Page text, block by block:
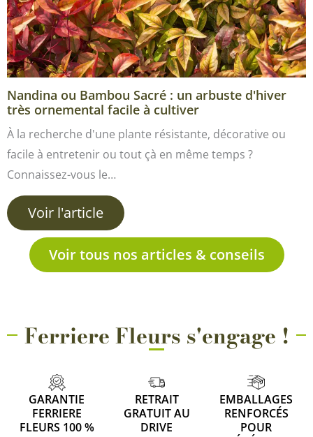
Nandina ou Bambou Sacré : un arbuste d'hiver
très ornemental facile à cultiver
À la recherche d'une plante résistante, décorative ou
facile à entretenir ou tout çà en même temps ?
Connaissez-vous le…
Voir l'article
Voir tous nos articles & conseils
Ferriere Fleurs s'engage !
GARANTIE
FERRIERE
FLEURS 100 %
RETRAIT
GRATUIT AU
DRIVE
EMBALLAGES
RENFORCÉS
POUR